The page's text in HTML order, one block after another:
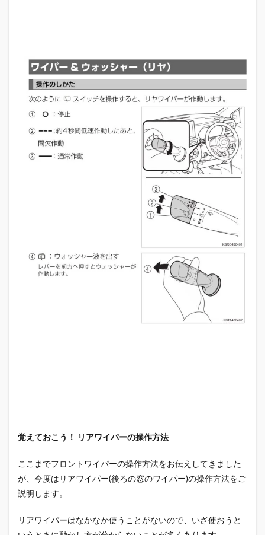
覚えておこう！ リアワイパーの操作方法
ここまでフロントワイパーの操作方法をお伝えしてきました
が、今度はリアワイパー(後ろの窓のワイパー)の操作方法をご
説明します。
リアワイパーはなかなか使うことがないので、いざ使おうと